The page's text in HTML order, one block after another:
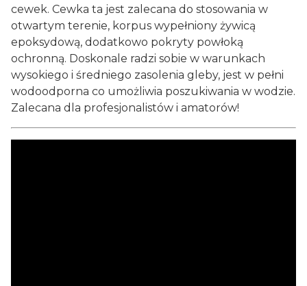
cewek. Cewka ta jest zalecana do stosowania w
otwartym terenie, korpus wypełniony żywicą
epoksydową, dodatkowo pokryty powłoką
ochronną. Doskonale radzi sobie w warunkach
wysokiego i średniego zasolenia gleby, jest w pełni
wodoodporna co umożliwia poszukiwania w wodzie.
Zalecana dla profesjonalistów i amatorów!